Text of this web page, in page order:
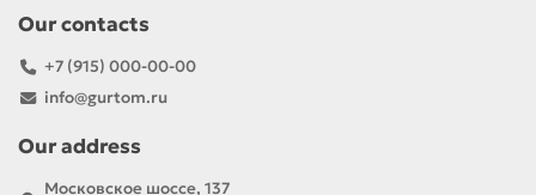
Our contacts
+7 (915) 000-00-00
info@gurtom.ru
Our address
Московское шоссе, 137